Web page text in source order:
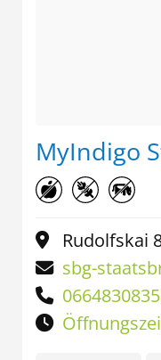
MyIndigo
Rudolfskai
sbg-